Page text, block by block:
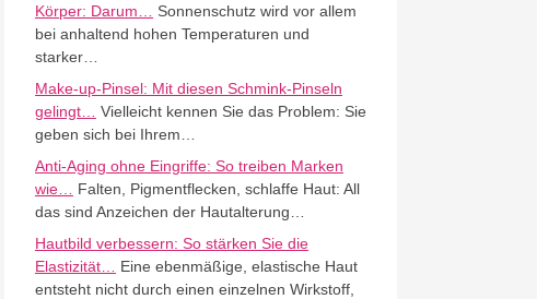
Körper: Darum…
Sonnenschutz wird vor allem
bei anhaltend hohen Temperaturen und
starker…
Make-up-Pinsel: Mit diesen Schmink-Pinseln
gelingt…
Vielleicht kennen Sie das Problem: Sie
geben sich bei Ihrem…
Anti-Aging ohne Eingriffe: So treiben Marken
wie…
Falten, Pigmentflecken, schlaffe Haut: All
das sind Anzeichen der Hautalterung…
Hautbild verbessern: So stärken Sie die
Elastizität…
Eine ebenmäßige, elastische Haut
entsteht nicht durch einen einzelnen Wirkstoff,